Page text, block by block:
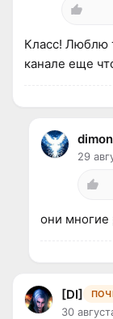
Класс! Люблю
канале еще
29
они многие
[DI]
30